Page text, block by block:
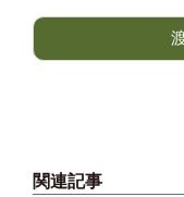
関連記事